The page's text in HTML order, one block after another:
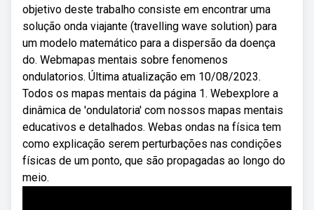
objetivo deste trabalho consiste em encontrar uma
solução onda viajante (travelling wave solution) para
um modelo matemático para a dispersão da doença
do. Webmapas mentais sobre fenomenos
ondulatorios. Última atualização em 10/08/2023.
Todos os mapas mentais da página 1. Webexplore a
dinâmica de 'ondulatoria' com nossos mapas mentais
educativos e detalhados. Webas ondas na física tem
como explicação serem perturbações nas condições
físicas de um ponto, que são propagadas ao longo do
meio.